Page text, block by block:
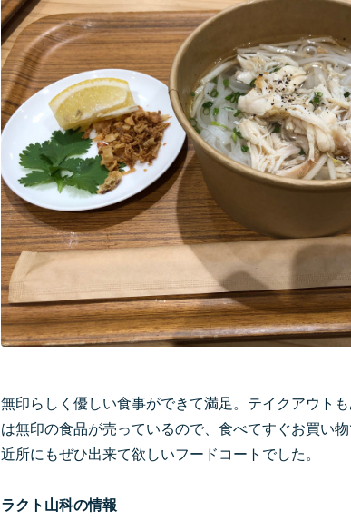
無印らしく優しい食事ができて満足。テイクアウト
は無印の食品が売っているので、食べてすぐお買い物
近所にもぜひ出来て欲しいフードコートでした。
ラクト山科の情報